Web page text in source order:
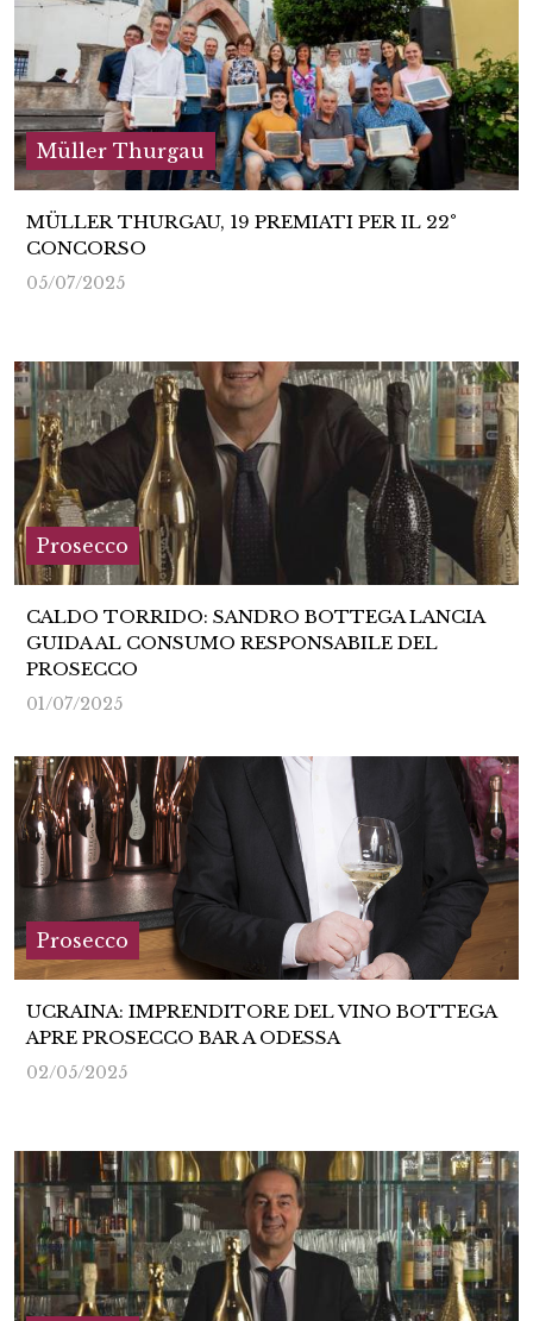
Müller Thurgau
MÜLLER THURGAU, 19 PREMIATI PER IL 22°
CONCORSO
05/07/2025
Prosecco
CALDO TORRIDO: SANDRO BOTTEGA LANCIA
GUIDA AL CONSUMO RESPONSABILE DEL
PROSECCO
01/07/2025
Prosecco
UCRAINA: IMPRENDITORE DEL VINO BOTTEGA
APRE PROSECCO BAR A ODESSA
02/05/2025